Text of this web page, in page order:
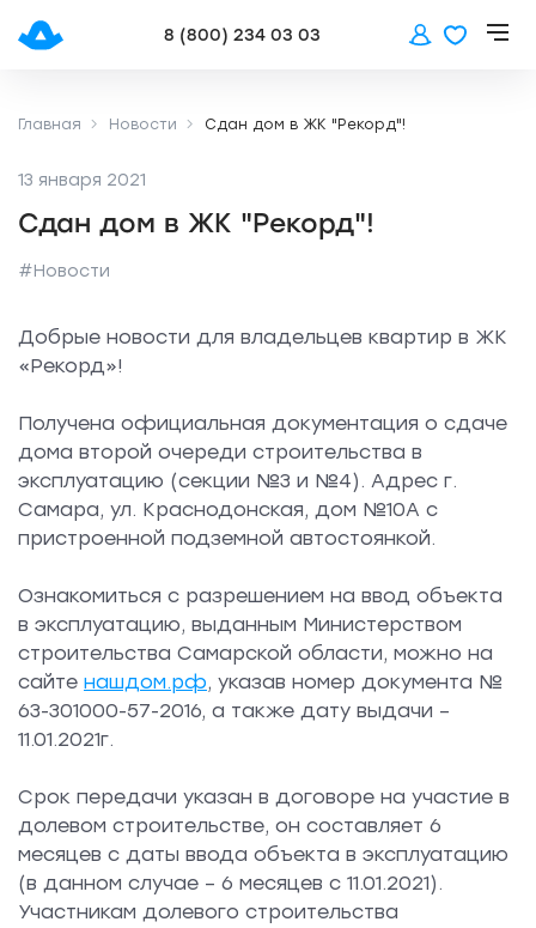
8 (800) 234 03 03
Главная Новости Сдан дом в ЖК "Рекорд"!
13 января 2021
Сдан дом в ЖК "Рекорд"!
#Новости
Добрые новости для владельцев квартир в ЖК
«Рекорд»!
Получена официальная документация о сдаче
дома второй очереди строительства в
эксплуатацию (секции №3 и №4). Адрес г.
Самара, ул. Краснодонская, дом №10А с
пристроенной подземной автостоянкой.
Ознакомиться с разрешением на ввод объекта
в эксплуатацию, выданным Министерством
строительства Самарской области, можно на
сайте нашдом.рф, указав номер документа №
63-301000-57-2016, а также дату выдачи –
11.01.2021г.
Срок передачи указан в договоре на участие в
долевом строительстве, он составляет 6
месяцев с даты ввода объекта в эксплуатацию
(в данном случае – 6 месяцев с 11.01.2021).
Участникам долевого строительства